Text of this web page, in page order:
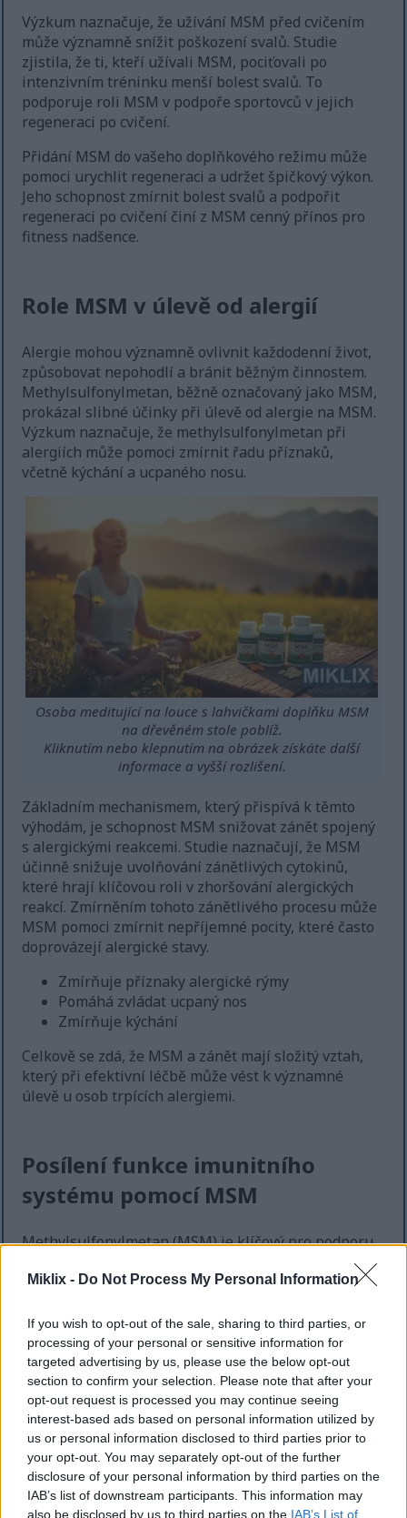
Miklix - Do Not Process My Personal Information
If you wish to opt-out of the sale, sharing to third parties, or
processing of your personal or sensitive information for
targeted advertising by us, please use the below opt-out
section to confirm your selection. Please note that after your
opt-out request is processed you may continue seeing
interest-based ads based on personal information utilized by
us or personal information disclosed to third parties prior to
your opt-out. You may separately opt-out of the further
disclosure of your personal information by third parties on the
IAB’s list of downstream participants. This information may
also be disclosed by us to third parties on the IAB’s List of
Výzkum naznačuje, že užívání MSM před cvičením
může významně snížit poškození svalů. Studie
zjistila, že ti, kteří užívali MSM, pociťovali po
intenzivním tréninku menší bolest svalů. To
podporuje roli MSM v podpoře sportovců v jejich
regeneraci po cvičení.
Přidání MSM do vašeho doplňkového režimu může
pomoci urychlit regeneraci a udržet špičkový výkon.
Jeho schopnost zmírnit bolest svalů a podpořit
regeneraci po cvičení činí z MSM cenný přínos pro
fitness nadšence.
Role MSM v úlevě od alergií
Alergie mohou významně ovlivnit každodenní život,
způsobovat nepohodlí a bránit běžným činnostem.
Methylsulfonylmetan, běžně označovaný jako MSM,
prokázal slibné účinky při úlevě od alergie na MSM.
Výzkum naznačuje, že methylsulfonylmetan při
alergiích může pomoci zmírnit řadu příznaků,
včetně kýchání a ucpaného nosu.
Osoba meditující na louce s lahvičkami doplňku MSM
na dřevěném stole poblíž.
Kliknutím nebo klepnutím na obrázek získáte další
informace a vyšší rozlišení.
Základním mechanismem, který přispívá k těmto
výhodám, je schopnost MSM snižovat zánět spojený
s alergickými reakcemi. Studie naznačují, že MSM
účinně snižuje uvolňování zánětlivých cytokinů,
které hrají klíčovou roli v zhoršování alergických
reakcí. Zmírněním tohoto zánětlivého procesu může
MSM pomoci zmírnit nepříjemné pocity, které často
doprovázejí alergické stavy.
Zmírňuje příznaky alergické rýmy
Pomáhá zvládat ucpaný nos
Zmírňuje kýchání
Celkově se zdá, že MSM a zánět mají složitý vztah,
který při efektivní léčbě může vést k významné
úlevě u osob trpících alergiemi.
Posílení funkce imunitního
systému pomocí MSM
Methylsulfonylmetan (MSM) je klíčový pro podporu
imunitního systému. Studie ukazují, že může posílit
imunitní funkce snížením oxidačního stresu a
obranyschopnost těla. MSM pomáhá produkovat
glutathion, klíčový antioxidant, který podporuje
silnější imunitní odpověď.
Pravidelné užívání MSM může posílit imunitní
systém. Role methylsulfonylmetanu v imunitě
získává na pozornosti. Je známý tím, že pomáhá
zvládat záněty, což je nezbytné při konfrontaci s
environmentálními stresory a patogeny.
Přidání MSM do vašeho denního režimu může